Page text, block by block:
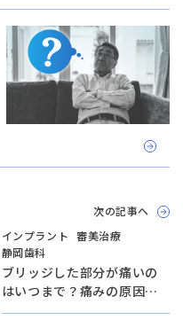
次の記事へ
インプラント 審美治療
静岡歯科
ブリッジした部分が痛いの
はいつまで？痛みの原因と
対処法を詳しく解説【静岡